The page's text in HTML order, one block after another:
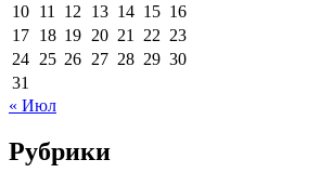
10 11 12 13 14 15 16
17 18 19 20 21 22 23
24 25 26 27 28 29 30
31
« Июл
Рубрики